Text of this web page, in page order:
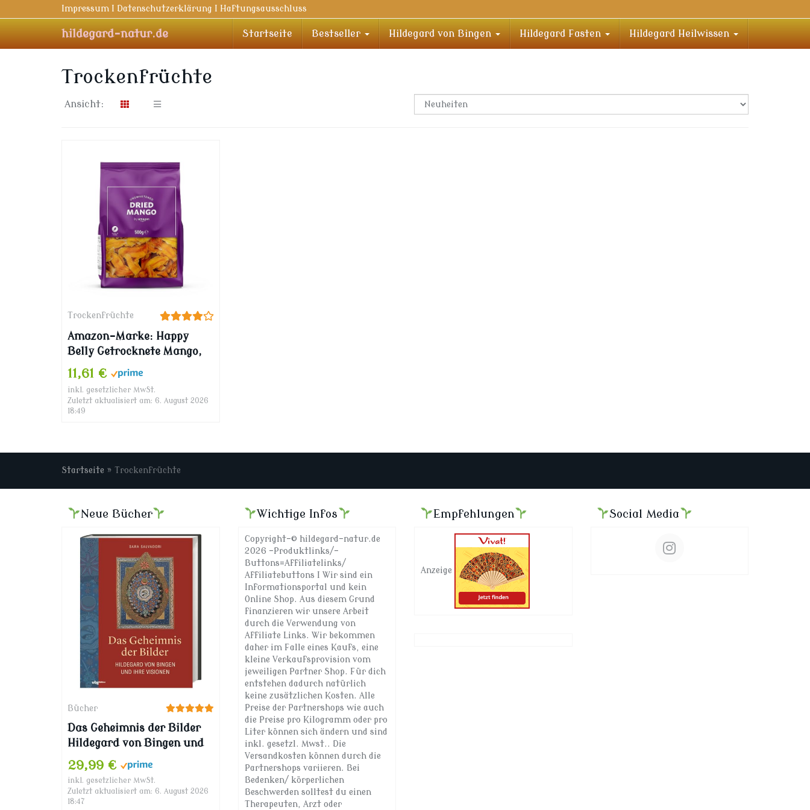
to
Impressum I Datenschutzerklärung I Haftungsausschluss
hildegard-natur.de Startseite Bestseller Hildegard von Bingen Hildegard Fasten Hildegard Heilwissen
Trockenfrüchte
Ansicht:
Trockenfrüchte
Amazon-Marke: Happy
Belly Getrocknete Mango,
500 g
11,61 €
inkl. gesetzlicher MwSt.
Zuletzt aktualisiert am: 6. August 2026
18:49
Startseite » Trockenfrüchte
Neue Bücher
Bücher
Das Geheimnis der Bilder
Hildegard von Bingen und
ihre Visionen
29,99 €
inkl. gesetzlicher MwSt.
Zuletzt aktualisiert am: 6. August 2026
18:47
Wichtige Infos
Copyright-© hildegard-natur.de
2026 -Produktlinks/-
Buttons=Affiliatelinks/
Affiliatebuttons I Wir sind ein
Informationsportal und kein
Online Shop. Aus diesem Grund
finanzieren wir unsere Arbeit
durch die Verwendung von
Affiliate Links. Wir bekommen
daher im Falle eines Kaufs, eine
kleine Verkaufsprovision vom
jeweiligen Partner Shop. Für dich
entstehen dadurch natürlich
keine zusätzlichen Kosten. Alle
Preise der Partnershops wie auch
die Preise pro Kilogramm oder pro
Liter können sich ändern und sind
inkl. gesetzl. Mwst.. Die
Versandkosten können durch die
Partnershops variieren. Bei
Bedenken/ körperlichen
Beschwerden solltest du einen
Therapeuten, Arzt oder
Empfehlungen
Anzeige
Social Media